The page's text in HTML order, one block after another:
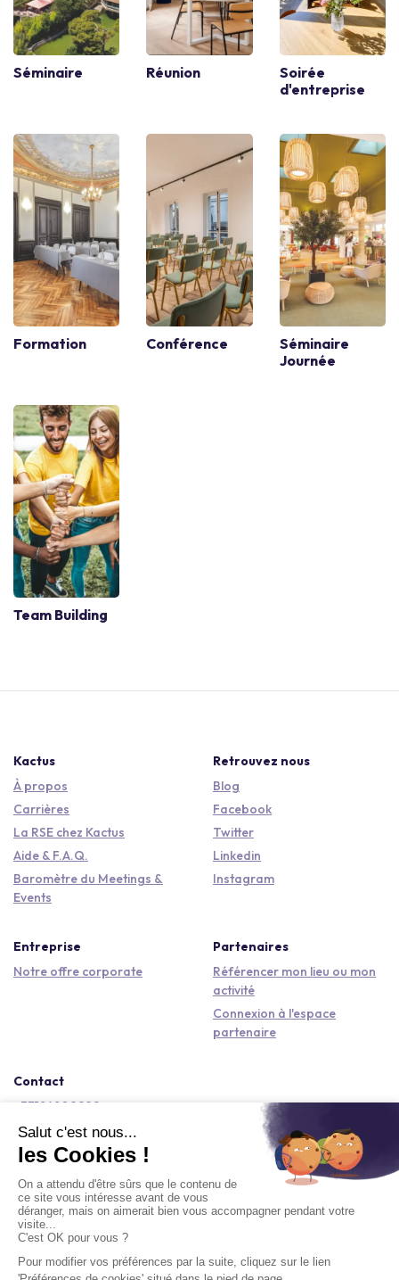
Séminaire Réunion
Soirée
d'entreprise
Formation Conférence
Séminaire
Journée
Team Building
Kactus
À propos
Carrières
La RSE chez Kactus
Aide & F.A.Q.
Baromètre du Meetings &
Events
Retrouvez nous
Blog
Facebook
Twitter
Linkedin
Instagram
Entreprise
Notre offre corporate
Partenaires
Référencer mon lieu ou mon
activité
Connexion à l'espace
partenaire
Contact
+33184809292
hello@kactus.com
Copyright © 2026 Kactus Tous droits réservés
Conditions générales d'utilisation
Mentions légales
Signaler un contenu
Accessibilité : non conforme